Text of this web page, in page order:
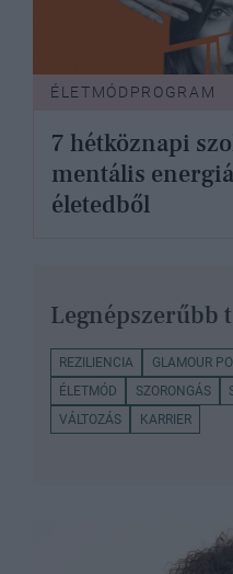
ÉLETMÓDPROGRAM
7 hétköznapi
mentális
életedből
Legnépszerűbb
REZILIENCIA GLAMOUR
ÉLETMÓD
SZORONGÁS
VÁLTOZÁS
KARRIER